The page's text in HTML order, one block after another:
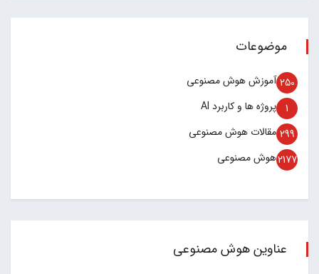
موضوعات
آموزش هوش مصنوعی 250
پروژه ها و کاربرد AI 1
مقالات هوش مصنوعی 299
هوش مصنوعی2177
عناوین هوش مصنوعی